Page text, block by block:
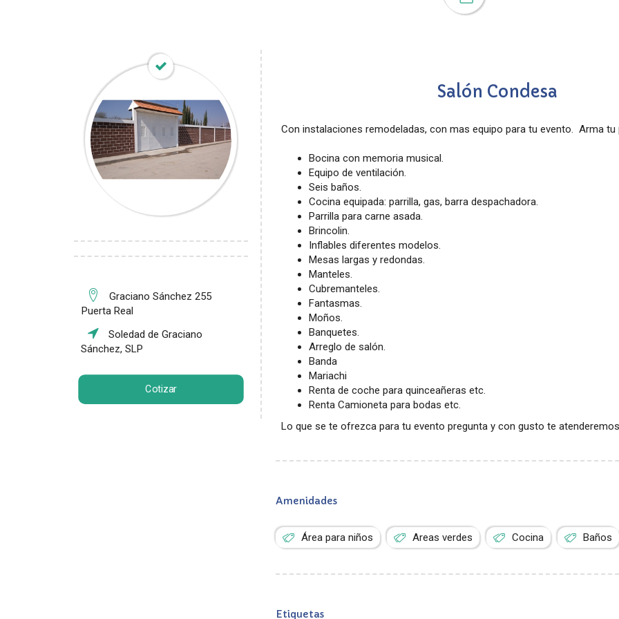
Graciano Sánchez 255
Puerta Real
Soledad de Graciano
Sánchez, SLP
Cotizar
Salón Condesa
Con instalaciones remodeladas, con mas equipo para tu evento. Arma tu
Bocina con memoria musical.
Equipo de ventilación.
Seis baños.
Cocina equipada: parrilla, gas, barra despachadora.
Parrilla para carne asada.
Brincolin.
Inflables diferentes modelos.
Mesas largas y redondas.
Manteles.
Cubremanteles.
Fantasmas.
Moños.
Banquetes.
Arreglo de salón.
Banda
Mariachi
Renta de coche para quinceañeras etc.
Renta Camioneta para bodas etc.
Lo que se te ofrezca para tu evento pregunta y con gusto te
Amenidades
Área para niños Areas verdes Cocina Baños
Etiquetas